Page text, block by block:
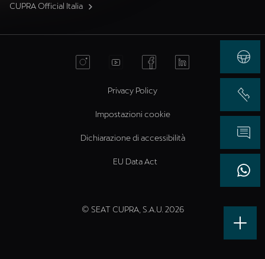
CUPRA Official Italia
Privacy Policy
Impostazioni cookie
Dichiarazione di accessibilità
EU Data Act
© SEAT CUPRA, S.A.U. 2026